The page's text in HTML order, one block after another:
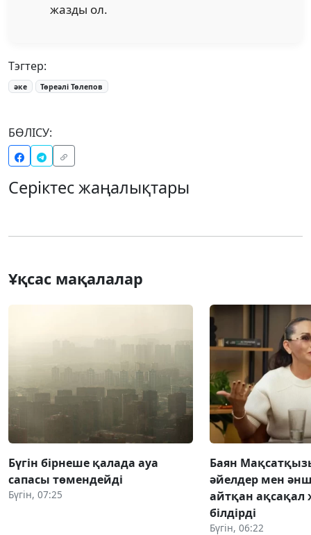
жазды ол.
Тэгтер:
әке Төреәлі Төлепов
БӨЛІСУ:
Серіктес жаңалықтары
Ұқсас мақалалар
Бүгін бірнеше қалада ауа
сапасы төмендейді
Бүгін, 07:25
Баян
әйелдер мен
айтқан ақсақал
білдірді
Бүгін, 06:22